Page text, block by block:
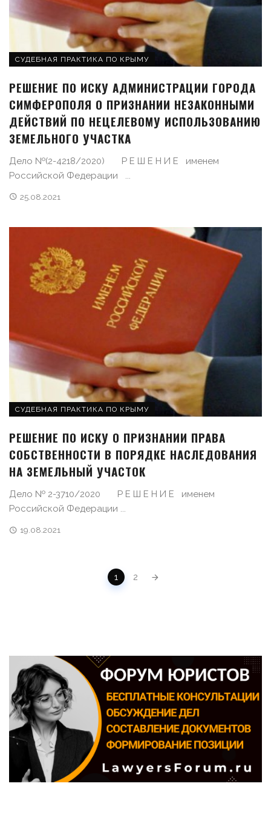
СУДЕБНАЯ ПРАКТИКА ПО КРЫМУ
РЕШЕНИЕ ПО ИСКУ АДМИНИСТРАЦИИ ГОРОДА
СИМФЕРОПОЛЯ О ПРИЗНАНИИ НЕЗАКОННЫМИ
ДЕЙСТВИЙ ПО НЕЦЕЛЕВОМУ ИСПОЛЬЗОВАНИЮ
ЗЕМЕЛЬНОГО УЧАСТКА
Дело №(2-4218/2020) Р Е Ш Е Н И Е именем
Российской Федерации ...
25.08.2021
СУДЕБНАЯ ПРАКТИКА ПО КРЫМУ
РЕШЕНИЕ ПО ИСКУ О ПРИЗНАНИИ ПРАВА
СОБСТВЕННОСТИ В ПОРЯДКЕ НАСЛЕДОВАНИЯ
НА ЗЕМЕЛЬНЫЙ УЧАСТОК
Дело № 2-3710/2020 Р Е Ш Е Н И Е именем
Российской Федерации ...
19.08.2021
1 2